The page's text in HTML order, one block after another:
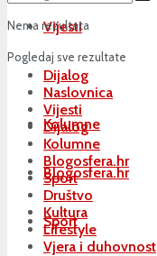
Nema rezultata
Pogledaj sve rezultate
Vijesti
Dijalog
Kolumne
Blogosfera.hr
Sport
Naslovnica
Vijesti
Dijalog
Kolumne
Blogosfera.hr
Sport
Društvo
Kultura
Lifestyle
Vjera i duhovnost